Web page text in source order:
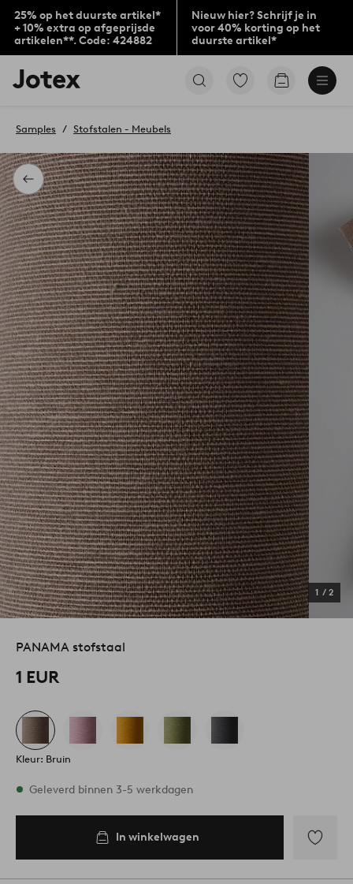
25% op het duurste artikel*
+ 10% extra op afgeprijsde
artikelen**. Code: 424882
Nieuw hier? Schrijf je in
voor 40% korting op het
duurste artikel*
Jotex
logo
to
home
page
Ga
Go
Terug
Samples Stofstalen - Meubels
1 / 2
PANAMA stofstaal
1 EUR
Kleur: Bruin
Op voorraad
Geleverd binnen 3-5 werkdagen
In winkelwagen
aan